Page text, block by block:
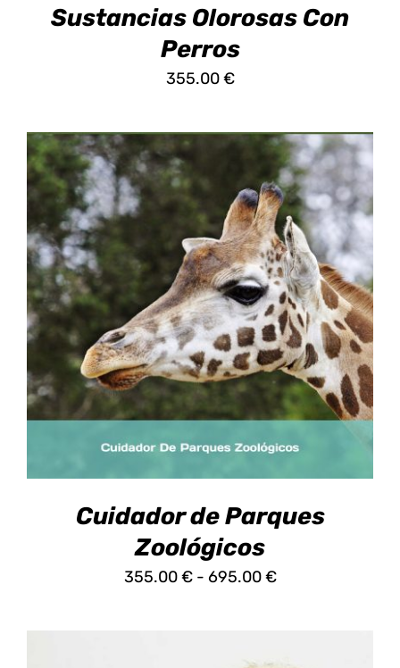
PÁGINA
DE
PRODUCTO
Sustancias Olorosas Con
Perros
355.00€
SELECCIONAR OPCIONESESTE
PRODUCTO
TIENE
MÚLTIPLES
VARIANTES.
OPCIONES
SE
ELEGIR
EN
LA
PÁGINA
DE
PRODUCTO
/ DETALLES
Cuidador de Parques
Zoológicos
355.00€ - 695.00€Rango